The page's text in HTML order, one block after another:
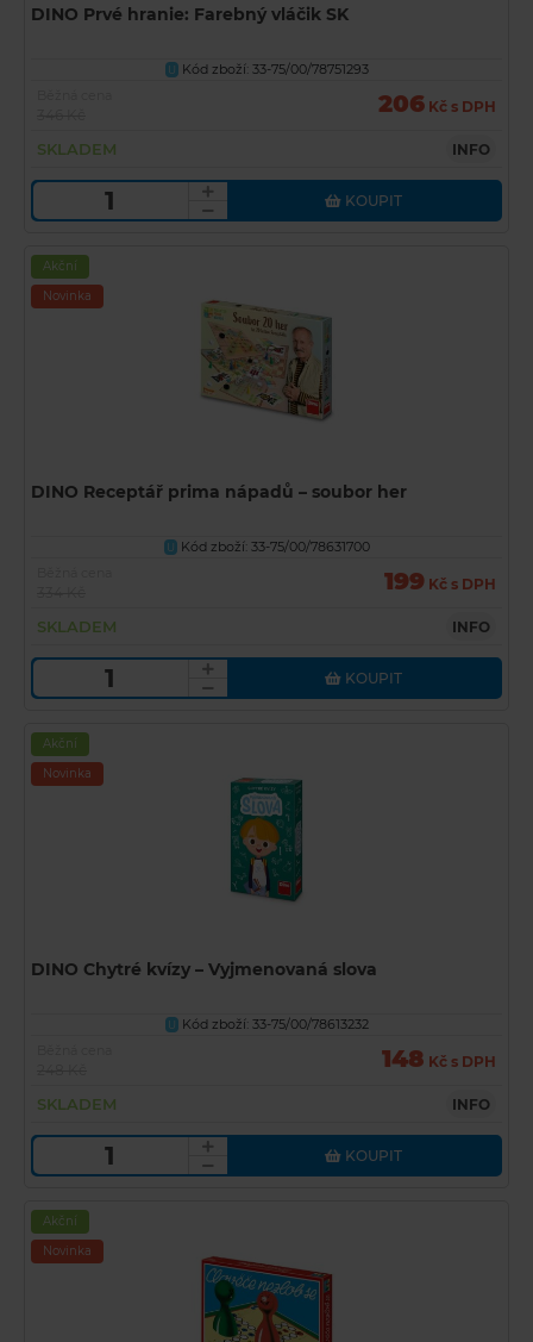
DINO Prvé hranie: Farebný vláčik SK
U Kód zboží: 33-75/00/78751293
206 Kč s DPH
SKLADEM INFO
KOUPIT
Akční
Novinka
DINO Receptář prima nápadů – soubor her
U Kód zboží: 33-75/00/78631700
199 Kč s DPH
SKLADEM INFO
KOUPIT
Akční
Novinka
DINO Chytré kvízy – Vyjmenovaná slova
U Kód zboží: 33-75/00/78613232
148 Kč s DPH
SKLADEM INFO
KOUPIT
Akční
Novinka